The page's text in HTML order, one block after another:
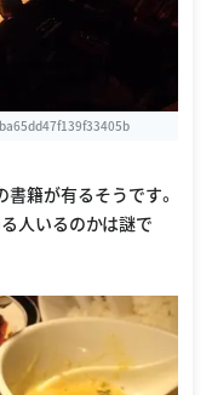
籍が有るそうです。
人いるのかは謎で